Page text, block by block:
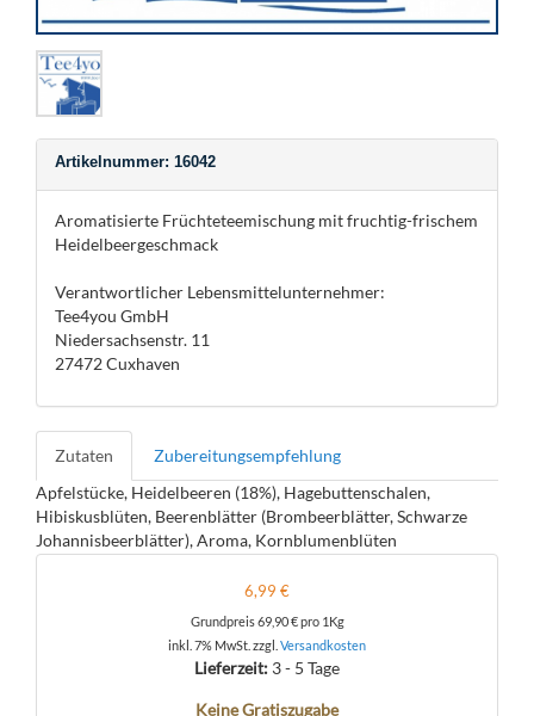
Artikelnummer: 16042
Aromatisierte Früchteteemischung mit fruchtig-frischem
Heidelbeergeschmack
Verantwortlicher Lebensmittelunternehmer:
Tee4you GmbH
Niedersachsenstr. 11
27472 Cuxhaven
Zutaten
Zubereitungsempfehlung
Apfelstücke, Heidelbeeren (18%), Hagebuttenschalen,
Hibiskusblüten, Beerenblätter (Brombeerblätter, Schwarze
Johannisbeerblätter), Aroma, Kornblumenblüten
6,99 €
Grundpreis69,90 €pro 1Kg
inkl. 7% MwSt. zzgl. Versandkosten
Lieferzeit: 3 - 5 Tage
Keine Gratiszugabe